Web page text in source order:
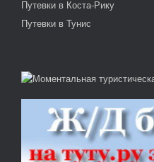
Путевки в Коста-Рику
Путевки в Тунис